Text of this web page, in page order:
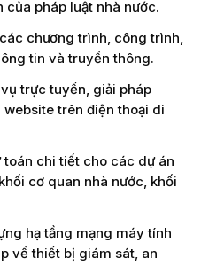
pháp luật nhà nước.
chương trình, công trình,
tin và truyền thông.
trực tuyến, giải pháp
trên điện thoại di
toán chi tiết cho các dự án
cơ quan nhà nước, khối
hạ tầng mạng máy tính
về thiết bị giám sát, an